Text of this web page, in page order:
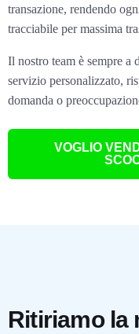
transazione, rendendo
tracciabile per massima
Il nostro team è sempre a
servizio personalizzato,
domanda o
VOGLIO
Ritiriamo la